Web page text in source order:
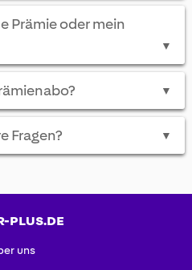
Prämie oder mein
▼
▼
Fragen? ▼
PLUS.DE
uns